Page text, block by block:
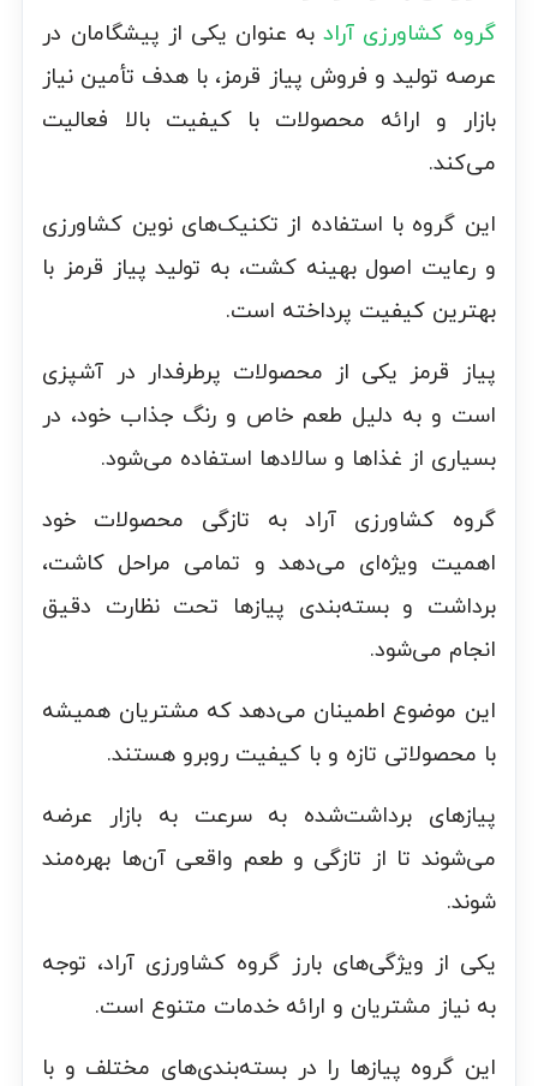
گروه کشاورزی آرادبه عنوان یکی از پیشگامان در
عرصه تولید و فروش پیاز قرمز، با هدف تأمین نیاز
بازار و ارائه محصولات با کیفیت بالا فعالیت
می‌کند.
این گروه با استفاده از تکنیک‌های نوین کشاورزی
و رعایت اصول بهینه کشت، به تولید پیاز قرمز با
بهترین کیفیت پرداخته است.
پیاز قرمز یکی از محصولات پرطرفدار در آشپزی
است و به دلیل طعم خاص و رنگ جذاب خود، در
بسیاری از غذاها و سالادها استفاده می‌شود.
گروه کشاورزی آراد به تازگی محصولات خود
اهمیت ویژه‌ای می‌دهد و تمامی مراحل کاشت،
برداشت و بسته‌بندی پیازها تحت نظارت دقیق
انجام می‌شود.
این موضوع اطمینان می‌دهد که مشتریان همیشه
با محصولاتی تازه و با کیفیت روبرو هستند.
پیازهای برداشت‌شده به سرعت به بازار عرضه
می‌شوند تا از تازگی و طعم واقعی آن‌ها بهره‌مند
شوند.
یکی از ویژگی‌های بارز گروه کشاورزی آراد، توجه
به نیاز مشتریان و ارائه خدمات متنوع است.
این گروه پیازها را در بسته‌بندی‌های مختلف و با